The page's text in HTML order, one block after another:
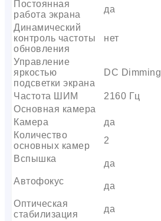
Постоянная
работа экрана
да
Динамический
контроль частоты
обновления
нет
Управление
яркостью
подсветки экрана
DC Dimming
Частота ШИМ
2160 Гц
Основная камера
Камера
да
Количество
основных камер
2
Вспышка
да
Автофокус
да
Оптическая
стабилизация
да